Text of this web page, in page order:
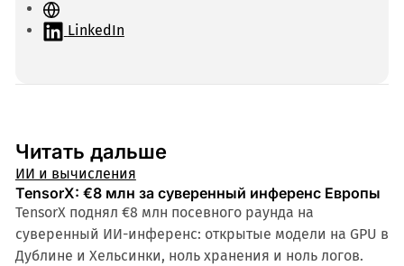
С
а LinkedIn
Читать дальше
ИИ и вычисления
TensorX: €8 млн за суверенный инференс Европы
TensorX поднял €8 млн посевного раунда на
суверенный ИИ-инференс: открытые модели на GPU в
Дублине и Хельсинки, ноль хранения и ноль логов.